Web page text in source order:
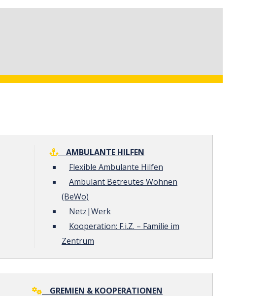
AMBULANTE HILFEN
Flexible Ambulante Hilfen
Ambulant Betreutes Wohnen
(BeWo)
Netz|Werk
Kooperation: F.i.Z. – Familie im
Zentrum
GREMIEN & KOOPERATIONEN